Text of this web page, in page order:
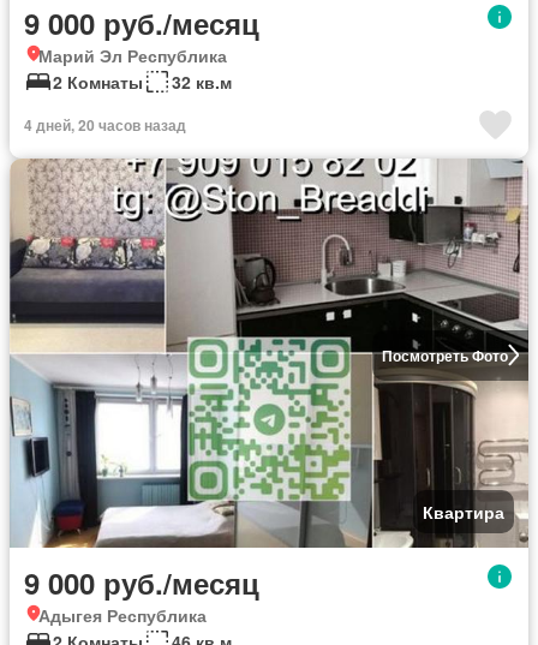
9 000 руб./месяц
Марий Эл Республика
2 Комнаты
32 кв.м
4 дней, 20 часов назад
Посмотреть Фото
Квартира
9 000 руб./месяц
Адыгея Республика